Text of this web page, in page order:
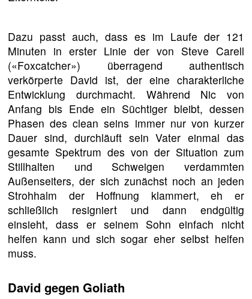
Dazu passt auch, dass es im Laufe der 121
Minuten in erster Linie der von Steve Carell
(«Foxcatcher») überragend authentisch
verkörperte David ist, der eine charakterliche
Entwicklung durchmacht. Während Nic von
Anfang bis Ende ein Süchtiger bleibt, dessen
Phasen des clean seins immer nur von kurzer
Dauer sind, durchläuft sein Vater einmal das
gesamte Spektrum des von der Situation zum
Stillhalten und Schweigen verdammten
Außenseiters, der sich zunächst noch an jeden
Strohhalm der Hoffnung klammert, eh er
schließlich resigniert und dann endgültig
einsieht, dass er seinem Sohn einfach nicht
helfen kann und sich sogar eher selbst helfen
muss.
David gegen Goliath